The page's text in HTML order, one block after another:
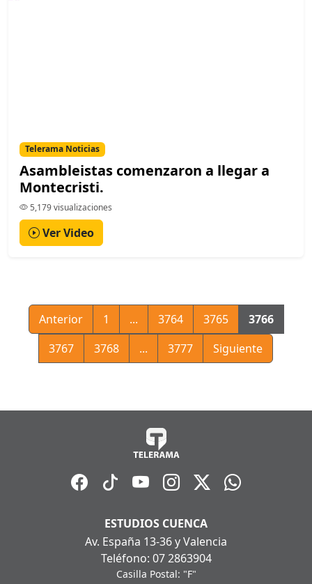
Telerama Noticias
Asambleistas comenzaron a llegar a
Montecristi.
5,179 visualizaciones
Ver Video
Anterior 1 ... 3764 3765
3766
3767
3768 ... 3777 Siguiente
ESTUDIOS CUENCA
Av. España 13-36 y Valencia
Teléfono: 07 2863904
Casilla Postal: "F"